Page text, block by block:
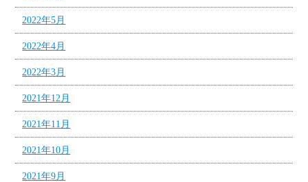
2022年5月
2022年4月
2022年3月
2021年12月
2021年11月
2021年10月
2021年9月